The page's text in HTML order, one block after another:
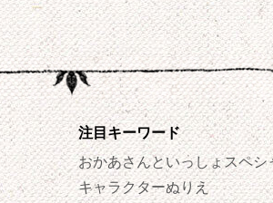
注目キーワード
おかあさんといっしょスペシ
キャラクターぬりえ